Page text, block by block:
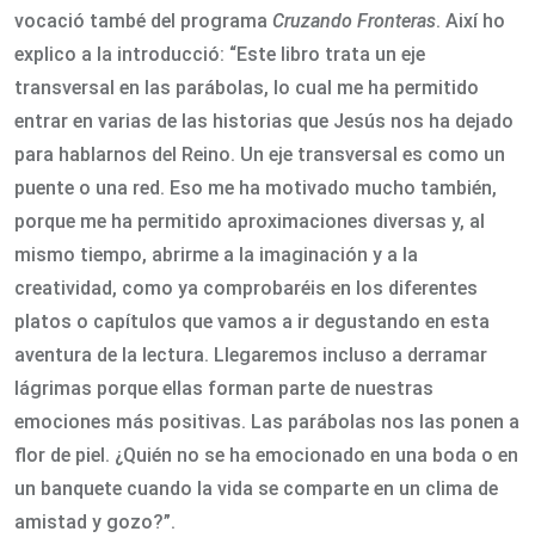
vocació també del programa Cruzando Fronteras. Així ho
explico a la introducció: “Este libro trata un eje
transversal en las parábolas, lo cual me ha permitido
entrar en varias de las historias que Jesús nos ha dejado
para hablarnos del Reino. Un eje transversal es como un
puente o una red. Eso me ha motivado mucho también,
porque me ha permitido aproximaciones diversas y, al
mismo tiempo, abrirme a la imaginación y a la
creatividad, como ya comprobaréis en los diferentes
platos o capítulos que vamos a ir degustando en esta
aventura de la lectura. Llegaremos incluso a derramar
lágrimas porque ellas forman parte de nuestras
emociones más positivas. Las parábolas nos las ponen a
flor de piel. ¿Quién no se ha emocionado en una boda o en
un banquete cuando la vida se comparte en un clima de
amistad y gozo?”.